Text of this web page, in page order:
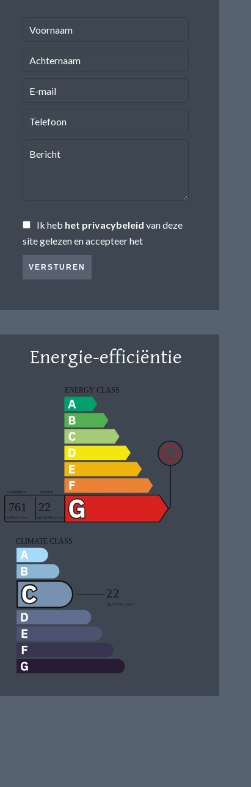
Ik heb het privacybeleid van deze
site gelezen en accepteer het
VERSTUREN
Energie-efficiëntie